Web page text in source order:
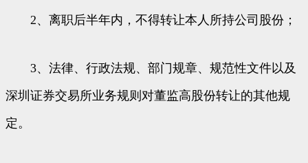
2、离职后半年内，不得转让本人所持公司股份；
3、法律、行政法规、部门规章、规范性文件以及
深圳证券交易所业务规则对董监高股份转让的其他规
定。